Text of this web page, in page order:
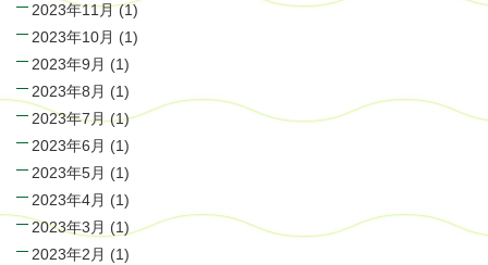
2023年11月(1)
2023年10月 (1)
2023年9月 (1)
2023年8月 (1)
2023年7月(1)
2023年6月 (1)
2023年5月 (1)
2023年4月 (1)
2023年3月 (1)
2023年2月 (1)